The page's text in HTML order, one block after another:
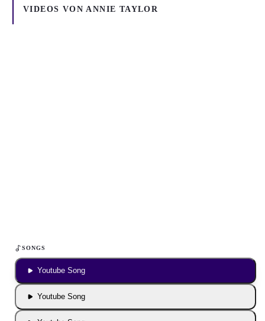
VIDEOS VON ANNIE TAYLOR
SONGS
Youtube Song
Youtube Song